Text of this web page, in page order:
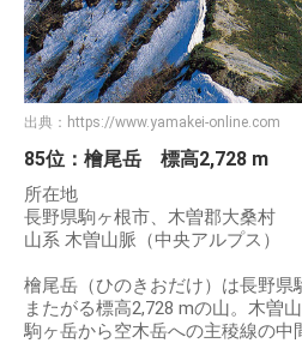
出典： https://www.yamakei-online.com
85位：檜尾岳 標高2,728 m
所在地
長野県駒ヶ根市、木曽郡大桑村
山系 木曽山脈（中央アルプス）
檜尾岳（ひのきおだけ）は長野県
またがる標高2,728 mの山。木曽
駒ヶ岳から空木岳への主稜線の中